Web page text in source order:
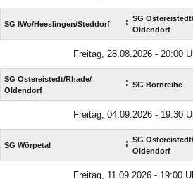
SG IWo/​Heeslingen/​Steddorf : SG
Oldendorf
Freitag, 28.08.2026 - 20:00
SG Ostereistedt/​Rhade/​
Oldendorf
: SG Bornreihe
Freitag, 04.09.2026 - 19:30
SG Wörpetal : SG
Oldendorf
Freitag, 11.09.2026 - 19:00